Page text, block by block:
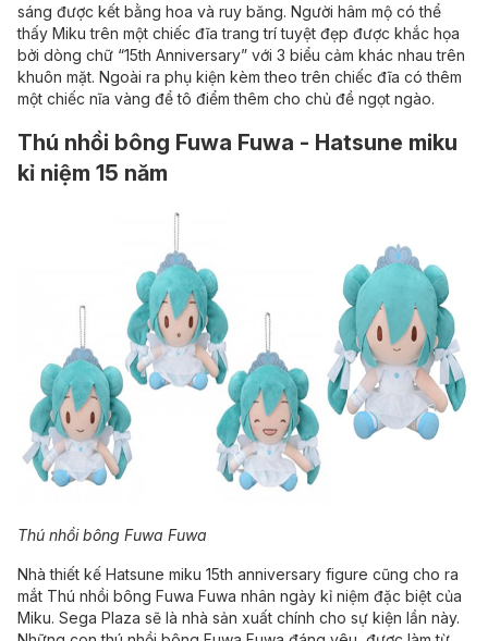
sáng được kết bằng hoa và ruy băng. Người hâm mộ có thể
thấy Miku trên một chiếc đĩa trang trí tuyệt đẹp được khắc họa
bởi dòng chữ “15th Anniversary” với 3 biểu cảm khác nhau trên
khuôn mặt. Ngoài ra phụ kiện kèm theo trên chiếc đĩa có thêm
một chiếc nĩa vàng để tô điểm thêm cho chủ đề ngọt ngào.
Thú nhồi bông Fuwa Fuwa - Hatsune miku
kỉ niệm 15 năm
Thú nhồi bông Fuwa Fuwa
Nhà thiết kế Hatsune miku 15th anniversary figure cũng cho ra
mắt Thú nhồi bông Fuwa Fuwa nhân ngày kỉ niệm đặc biệt của
Miku. Sega Plaza sẽ là nhà sản xuất chính cho sự kiện lần này.